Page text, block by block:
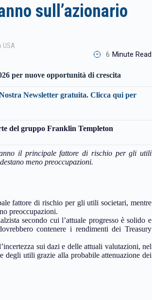
sull’azionario
USA
6 Minute Read
per nuove opportunità di crescita
Newsletter gratuita. Clicca qui per
del gruppo Franklin Templeton
il principale fattore di rischio per gli utili
meno preoccupazioni.
fattore di rischio per gli utili societari, mentre
preoccupazioni.
secondo cui l’attuale progresso è solido e
contenere i rendimenti dei Treasury
sui dazi e delle attuali valutazioni, nel
degli utili grazie alla probabile attenuazione dei